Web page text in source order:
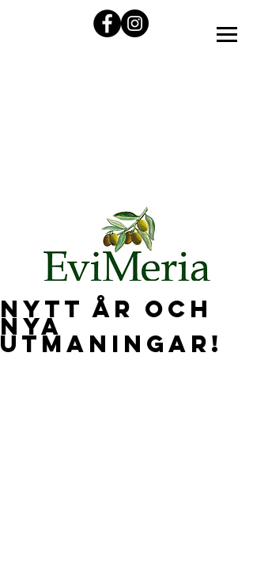
Nytt år och
nya
utmaningar!